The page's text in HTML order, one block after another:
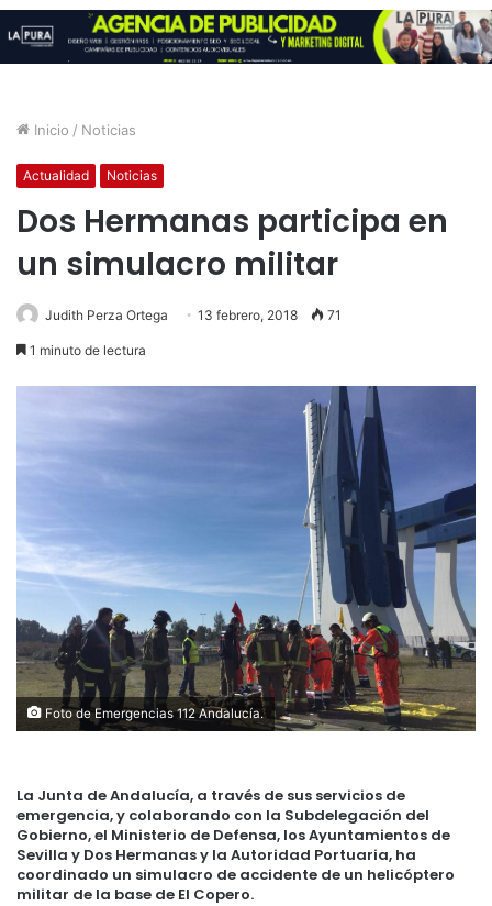
Inicio / Noticias
Actualidad Noticias
Dos Hermanas participa en
un simulacro militar
Judith Perza Ortega 13 febrero, 2018 71
1 minuto de lectura
Foto de Emergencias 112 Andalucía.
La Junta de Andalucía, a través de sus servicios de
emergencia, y colaborando con la Subdelegación del
Gobierno, el Ministerio de Defensa, los Ayuntamientos de
Sevilla y Dos Hermanas y la Autoridad Portuaria, ha
coordinado un simulacro de accidente de un helicóptero
militar de la base de El Copero.